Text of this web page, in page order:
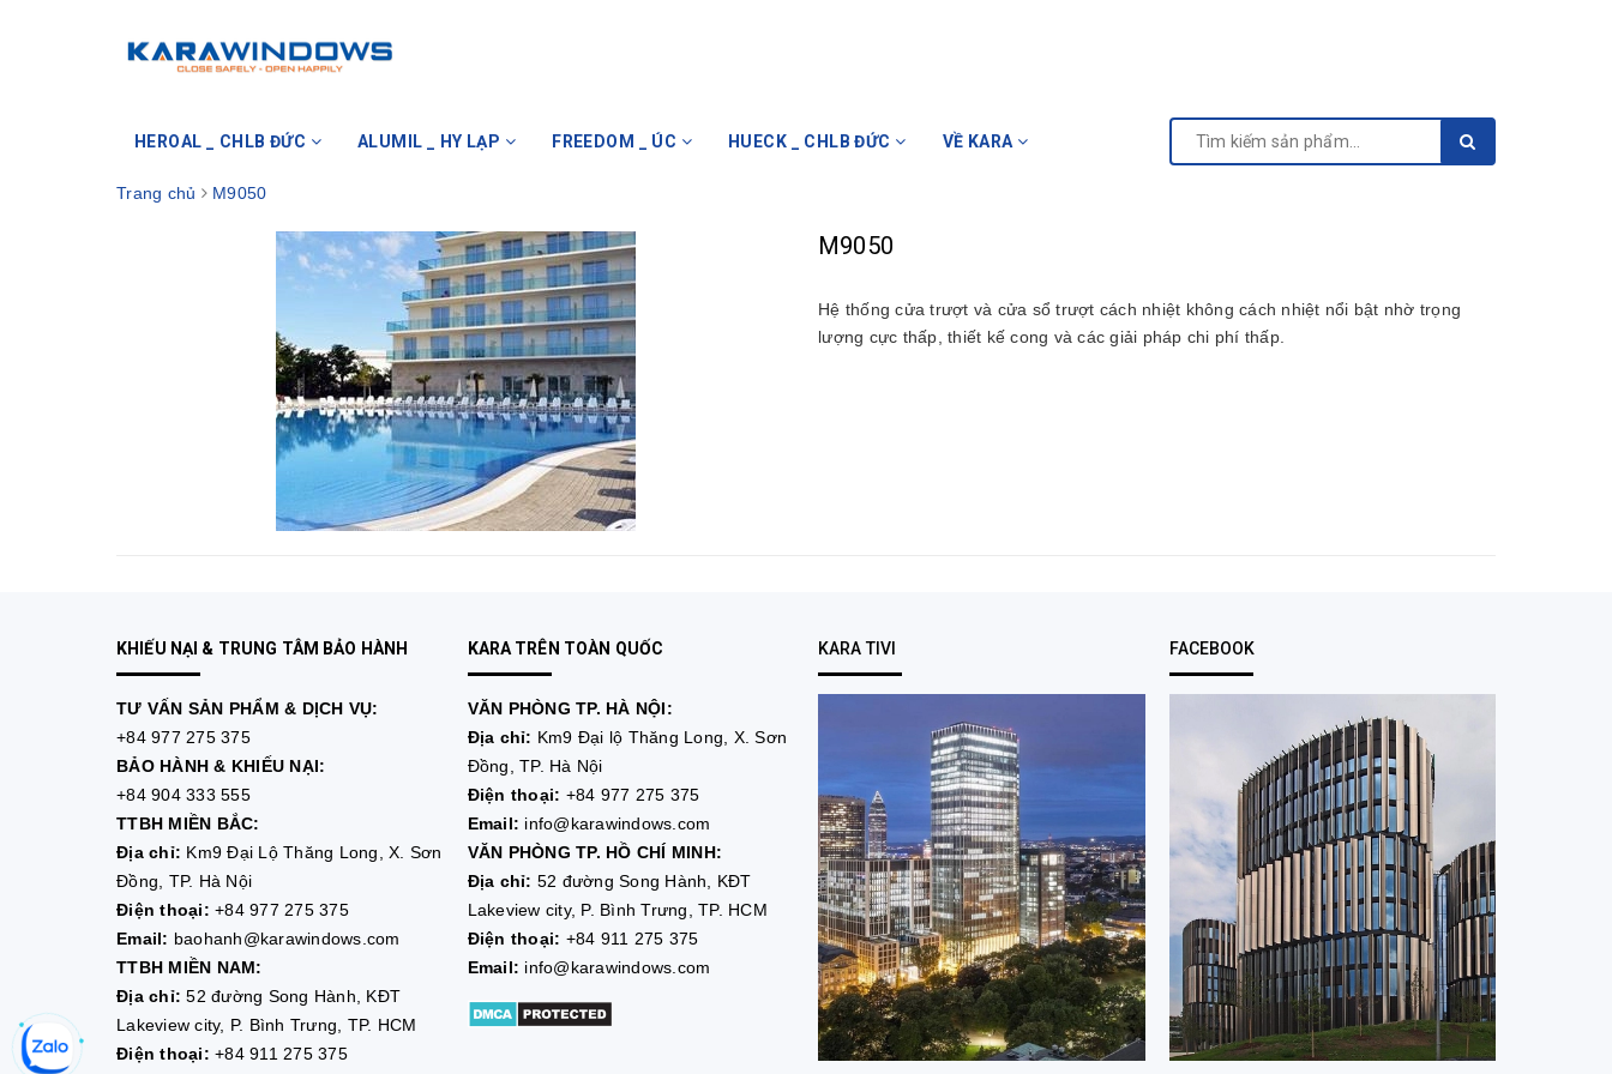
HEROAL _ CHLB ĐỨC ALUMIL _ HY LẠP FREEDOM _ ÚC HUECK _ CHLB ĐỨC VỀ KARA
Trang chủ M9050
M9050
Hệ thống cửa trượt và cửa sổ trượt cách nhiệt không cách nhiệt nổi bật nhờ trọng
lượng cực thấp, thiết kế cong và các giải pháp chi phí thấp.
KHIẾU NẠI & TRUNG TÂM BẢO HÀNH
TƯ VẤN SẢN PHẨM & DỊCH VỤ:
+84 977 275 375
BẢO HÀNH & KHIẾU NẠI:
+84 904 333 555
TTBH MIỀN BẮC:
Địa chỉ: Km9 Đại Lộ Thăng Long, X. Sơn
Đồng, TP. Hà Nội
Điện thoại: +84 977 275 375
Email: baohanh@karawindows.com
TTBH MIỀN NAM:
Địa chỉ: 52 đường Song Hành, KĐT
Lakeview city, P. Bình Trưng, TP. HCM
Điện thoại: +84 911 275 375
KARA TRÊN TOÀN QUỐC
VĂN PHÒNG TP. HÀ NỘI:
Địa chỉ: Km9 Đại lộ Thăng Long, X. Sơn
Đồng, TP. Hà Nội
Điện thoại: +84 977 275 375
Email: info@karawindows.com
VĂN PHÒNG TP. HỒ CHÍ MINH:
Địa chỉ: 52 đường Song Hành, KĐT
Lakeview city, P. Bình Trưng, TP. HCM
Điện thoại: +84 911 275 375
Email: info@karawindows.com
KARA TIVI FACEBOOK